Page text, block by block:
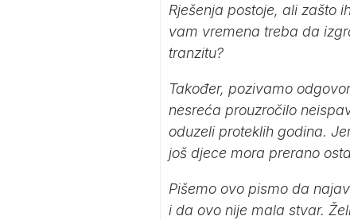
Rješenja postoje, ali zašto
vam vremena treba da
tranzitu?
Također, pozivamo
nesreća prouzročilo
oduzeli proteklih godina.
još djece mora prerano
Pišemo ovo pismo da
i da ovo nije mala stvar.